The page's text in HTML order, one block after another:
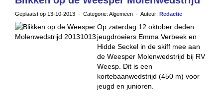
Geplaatst op 13-10-2013 - Categorie: Algemeen - Auteur: Redactie
Op zaterdag 12 oktober deden
jeugdroeiers Emma Verbeek en
Hidde Seckel in de skiff mee aan
de Weesper Molenwedstrijd bij RV
Weesp. Dit is een
kortebaanwedstrijd (450 m) voor
jeugd en junioren.